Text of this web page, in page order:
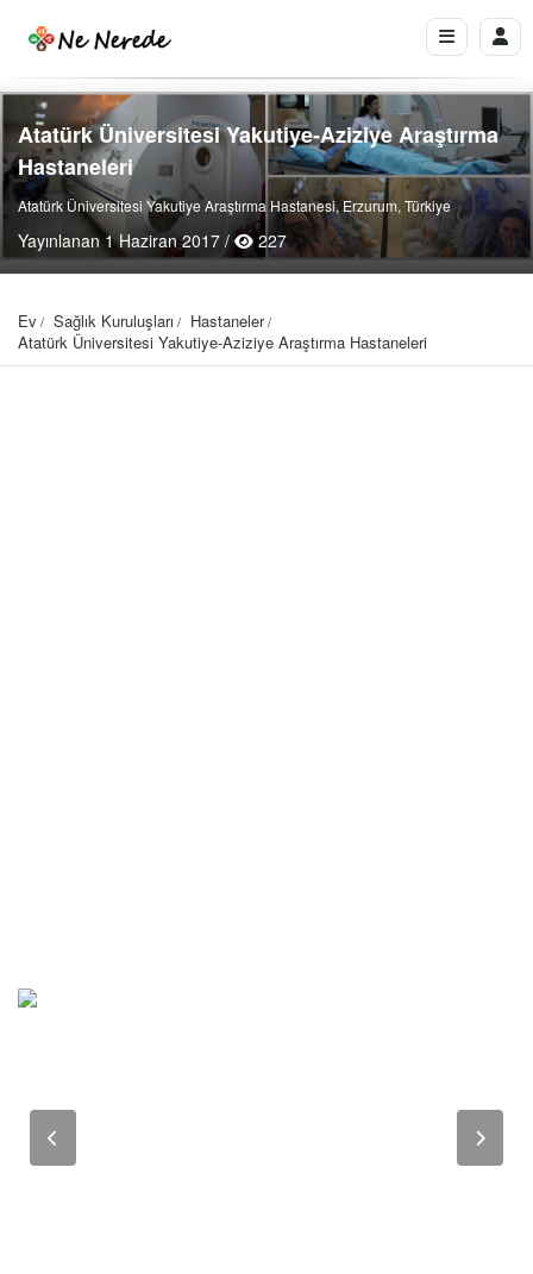
Atatürk Üniversitesi Yakutiye-Aziziye Araştırma
Hastaneleri
Atatürk Üniversitesi Yakutiye Araştırma Hastanesi, Erzurum, Türkiye
Yayınlanan 1 Haziran 2017 / 227
Ev Sağlık Kuruluşları
Hastaneler
Atatürk Üniversitesi Yakutiye-Aziziye Araştırma Hastaneleri